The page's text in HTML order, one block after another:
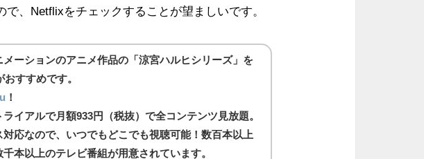
、Netflixをチェックすることが望ましいです。
メーションのアニメ作品の「涼宮ハルヒシリーズ」を
おすすめです。
！
ライアルで月額933円（税抜）で全コンテンツ見放題。
対応なので、いつでもどこでも視聴可能！数百本以上
本以上のテレビ番組が用意されています。